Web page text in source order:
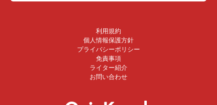
利用規約
個人情報保護方針
プライバシーポリシー
免責事項
ライター紹介
お問い合わせ